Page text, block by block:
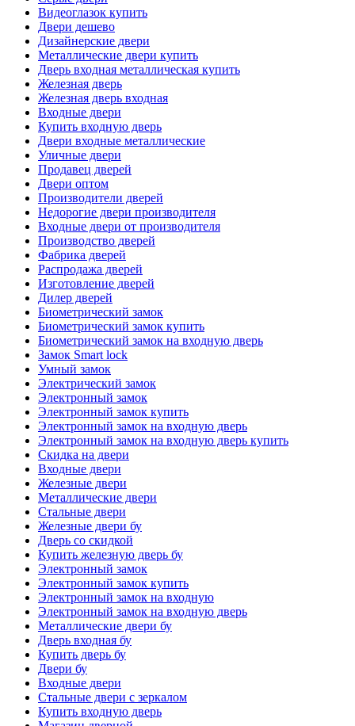
Видеоглазок купить
Двери дешево
Дизайнерские двери
Металлические двери купить
Дверь входная металлическая купить
Железная дверь
Железная дверь входная
Входные двери
Купить входную дверь
Двери входные металлические
Уличные двери
Продавец дверей
Двери оптом
Производители дверей
Недорогие двери производителя
Входные двери от производителя
Производство дверей
Фабрика дверей
Распродажа дверей
Изготовление дверей
Дилер дверей
Биометрический замок
Биометрический замок купить
Биометрический замок на входную дверь
Замок Smart lock
Умный замок
Электрический замок
Электронный замок
Электронный замок купить
Электронный замок на входную дверь
Электронный замок на входную дверь купить
Скидка на двери
Входные двери
Железные двери
Металлические двери
Стальные двери
Железные двери бу
Дверь со скидкой
Купить железную дверь бу
Электронный замок
Электронный замок купить
Электронный замок на входную
Электронный замок на входную дверь
Металлические двери бу
Дверь входная бу
Купить дверь бу
Двери бу
Входные двери
Стальные двери с зеркалом
Купить входную дверь